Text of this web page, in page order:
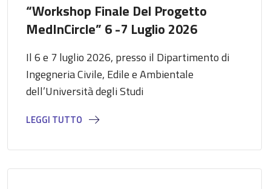
“Workshop Finale Del Progetto
MedInCircle” 6 -7 Luglio 2026
Il 6 e 7 luglio 2026, presso il Dipartimento di
Ingegneria Civile, Edile e Ambientale
dell’Università degli Studi
LEGGI TUTTO